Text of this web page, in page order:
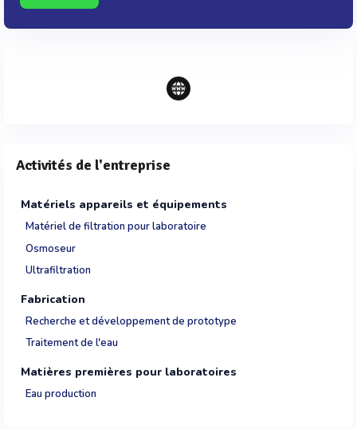
Activités de l'entreprise
Matériels appareils et équipements
Matériel de filtration pour laboratoire
Osmoseur
Ultrafiltration
Fabrication
Recherche et développement de prototype
Traitement de l'eau
Matières premières pour laboratoires
Eau production